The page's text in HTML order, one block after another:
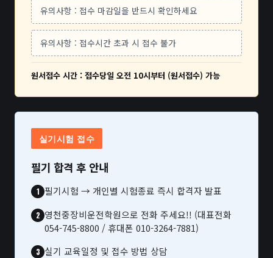
유의사항 : 접수 마감일을 반드시 확인하세요
유의사항 : 접수시간 초과 시 접수 불가
원서접수 시간 : 접수당일 오전 10시부터 (원서접수) 가능
실기시험 접수
필기 합격 후 안내
필기시험 → 개인별 시험종료 즉시 합격자 발표
영천중장비운전학원으로 전화 주세요!! (대표전화
054-745-8800 / 휴대폰 010-3264-7881)
실기 교육일정 및 접수 방법 상담